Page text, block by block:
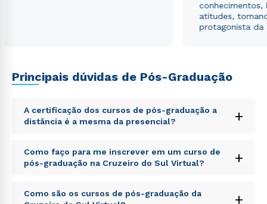
conhecimentos,
atitudes,
protagonista da
Principais dúvidas de Pós-Graduação
A certificação dos cursos de pós-graduação a
distância é a mesma da presencial?
+
Sed ut perspiciatis unde omnis iste natus error sit
voluptatem accusantium doloremque laudantium,
totam rem aperiam, eaque ipsa quae ab illo inventore
explicabo. Nemo enim ipsam voluptatem quia
Como faço para me inscrever em um curso de
pós-graduação na Cruzeiro do Sul Virtual?
+
Sed ut perspiciatis unde omnis iste natus error sit
voluptatem accusantium doloremque laudantium,
Como são os cursos de pós-graduação da
+